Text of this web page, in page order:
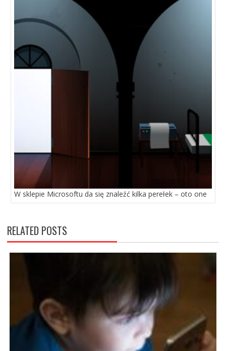
W sklepie Microsoftu da się znaleźć kilka perełek – oto one
RELATED POSTS